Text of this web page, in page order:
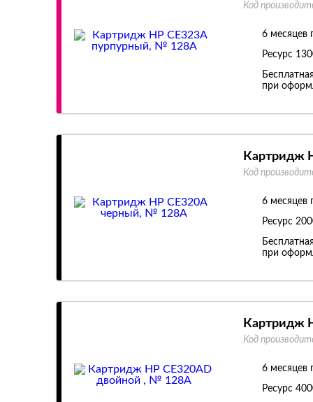
Код
6 месяцев
Ресурс
при
Картридж
Код
6 месяцев
Ресурс
при
Картридж
Код
6 месяцев
Ресурс